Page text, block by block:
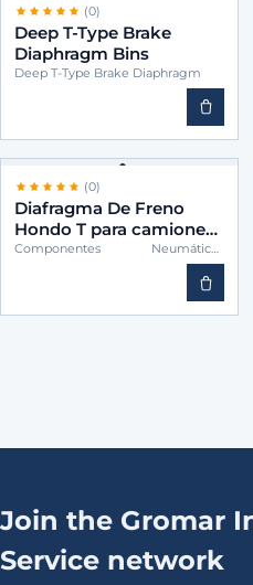
(0)
Deep T-Type Brake
Diaphragm Bins
Deep T-Type Brake Diaphragm
(0)
Diafragma De Freno
Hondo T para camiones
-BINS TWH24
Componentes Neumáticos
Join the Gromar
Service network